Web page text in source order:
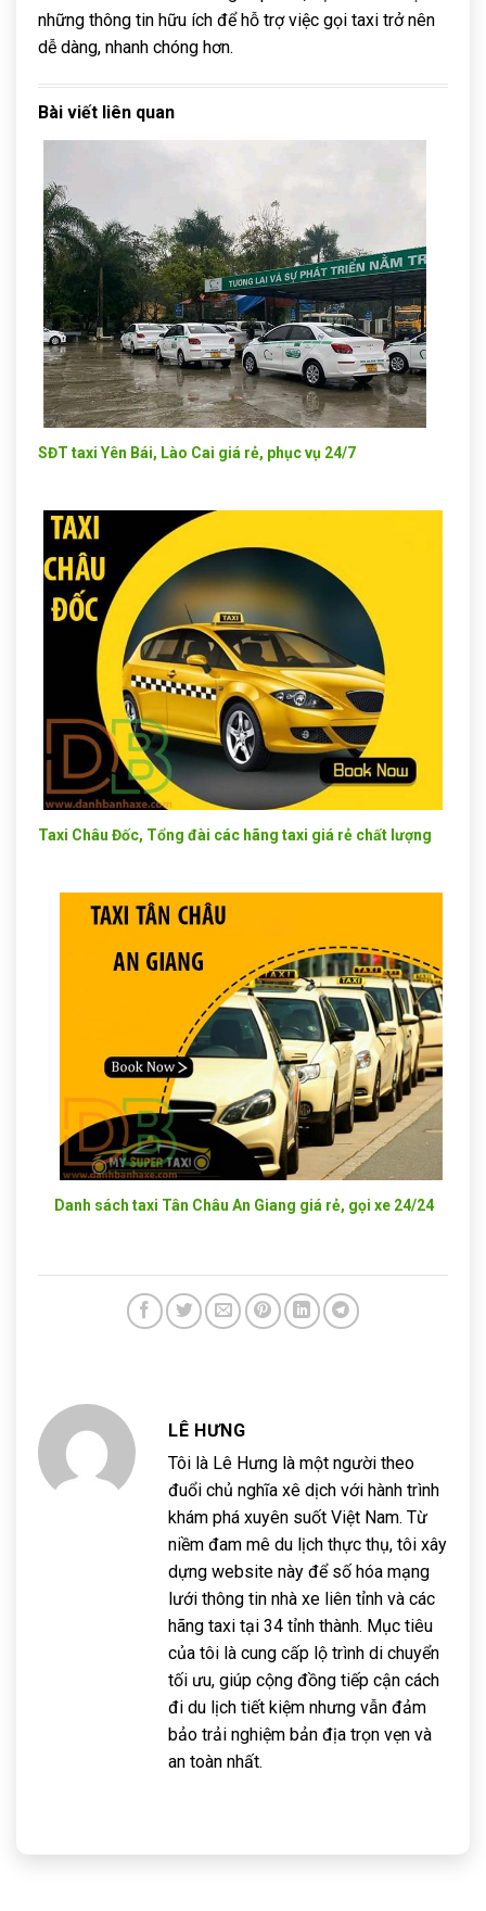
những thông tin hữu ích để hỗ trợ việc gọi taxi trở nên
dễ dàng, nhanh chóng hơn.
Bài viết liên quan
SĐT taxi Yên Bái, Lào Cai giá rẻ, phục vụ 24/7
Taxi Châu Đốc, Tổng đài các hãng taxi giá rẻ chất lượng
Danh sách taxi Tân Châu An Giang giá rẻ, gọi xe 24/24
LÊ HƯNG
Tôi là Lê Hưng là một người theo
đuổi chủ nghĩa xê dịch với hành trình
khám phá xuyên suốt Việt Nam. Từ
niềm đam mê du lịch thực thụ, tôi xây
dựng website này để số hóa mạng
lưới thông tin nhà xe liên tỉnh và các
hãng taxi tại 34 tỉnh thành. Mục tiêu
của tôi là cung cấp lộ trình di chuyển
tối ưu, giúp cộng đồng tiếp cận cách
đi du lịch tiết kiệm nhưng vẫn đảm
bảo trải nghiệm bản địa trọn vẹn và
an toàn nhất.